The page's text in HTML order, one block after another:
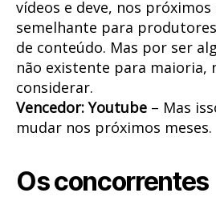
vídeos e deve, nos
semelhante para
de conteúdo. Mas por ser
não existente para maioria,
considerar.
Vencedor: Youtube – Mas
mudar nos próximos meses.
Os concorrentes